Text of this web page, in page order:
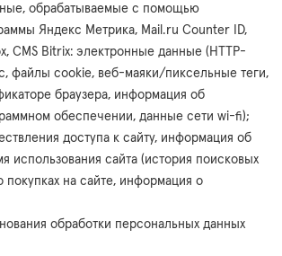
обрабатываемые с помощью
Яндекс Метрика, Mail.ru Counter ID,
CMS Bitrix: электронные данные (HTTP-
файлы cookie, веб-маяки/пиксельные теги,
браузера, информация об
обеспечении, данные сети wi-fi);
доступа к сайту, информация об
использования сайта (история поисковых
покупках на сайте, информация о
обработки персональных данных